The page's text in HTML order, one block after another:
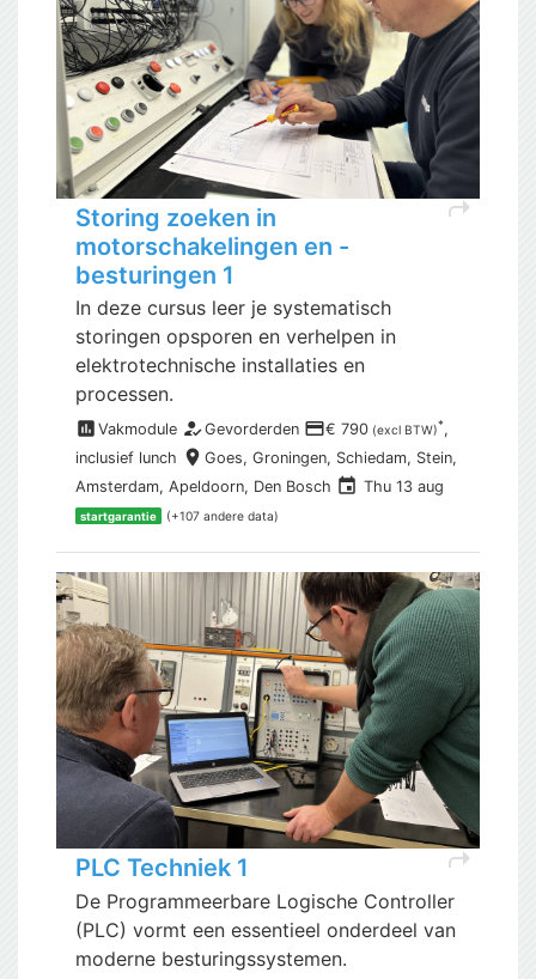
shortcut
Storing zoeken in
motorschakelingen en -
besturingen 1
In deze cursus leer je systematisch
storingen opsporen en verhelpen in
elektrotechnische installaties en
processen.
assessment Vakmodule how_to_regGevorderden payment€ 790 (excl BTW)*,
inclusief lunch place Goes, Groningen, Schiedam, Stein,
Amsterdam, Apeldoorn, Den Bosch event Thu 13 aug
startgarantie (+107 andere data)
shortcut
PLC Techniek 1
De Programmeerbare Logische Controller
(PLC) vormt een essentieel onderdeel van
moderne besturingssystemen.